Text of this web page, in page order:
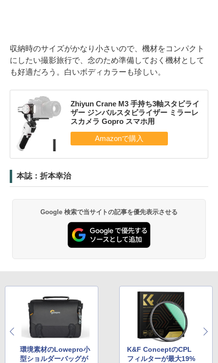
収納時のサイズがかなり小さいので、機材をコンパクト
にしたい撮影旅行で、念のため準備しておく機材として
も好適だろう。白いボディカラーも珍しい。
Zhiyun Crane M3 手持ち3軸スタビライ
ザー ジンバルスタビライザー ミラーレ
スカメラ Gopro スマホ用
本誌：折本幸治
Google 検索で当サイトの記事を優先表示させる
環境素材のLowepro小
型ショルダーバッグが
K&F ConceptのCPL
フィルターが最大19%